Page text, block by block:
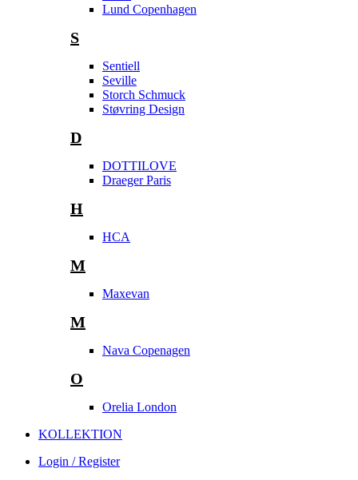
Lund Copenhagen
S
Sentiell
Seville
Storch Schmuck
Støvring Design
D
DOTTILOVE
Draeger Paris
H
HCA
M
Maxevan
M
Nava Copenagen
O
Orelia London
KOLLEKTION
Login / Register